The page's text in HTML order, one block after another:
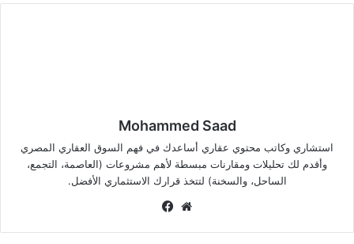
Mohammed Saad
استشاري وكاتب محتوي عقاري أساعدك في فهم السوق العقاري المصري
وأقدم لك تحليلات ومقارنات مبسطة لأهم مشروعات (العاصمة، التجمع،
الساحل، والسخنة) لتتخذ قرارك الاستثماري الأفضل.
موق